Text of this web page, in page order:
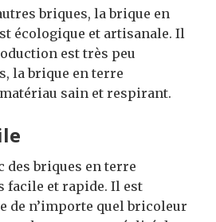
briques, la brique en
écologique et artisanale. Il
est très peu
la brique en terre
sain et respirant.
des briques en terre
facile et rapide. Il est
de n’importe quel bricoleur